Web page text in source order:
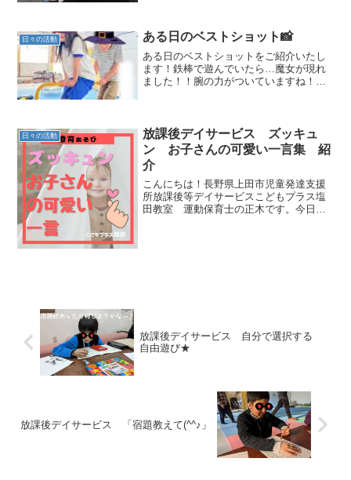
ル】色の名前の文字が表示されています
が、文字と文字の色が一致し...
日々の活動 ある日のベストショット📸
ある日のベストショットをご紹介いたし
ます！鉄棒で遊んでいたら…魔女が現れ
ました！！腕の力がついていますね！
てきて、合わせ技です！！...
日々の活動
放課後デイサービス ズッキュ
ン お子さんの可愛い一言集 紹
介
こんにちは！長野県上田市児童発達支援
所放課後等デイサービスこどもプラス塩
田教室 運動保育士の正木です。今日
放課後デイサービス 自分で選択する
自由遊び★
放課後デイサービス 「宿題教えて(^^♪」